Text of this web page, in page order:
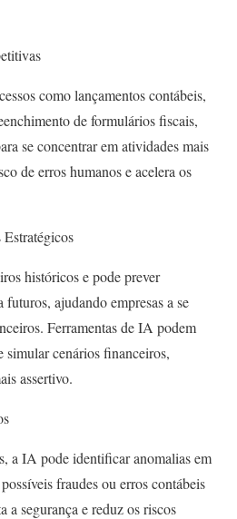
como lançamentos contábeis,
de formulários fiscais,
se concentrar em atividades mais
de erros humanos e acelera os
históricos e pode prever
ajudando empresas a se
Ferramentas de IA podem
simular cenários financeiros,
assertivo.
a IA pode identificar anomalias em
fraudes ou erros contábeis
a segurança e reduz os riscos